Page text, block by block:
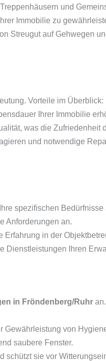
und
Immobilie zu
Streugut auf Gehwegen
Vorteile im Überblick:
Ihrer Immobilie
was die Zufriedenheit
und notwendige
spezifischen Bedürfnisse
Anforderungen an.
Erfahrung in der
Dienstleistungen Ihren
in Fröndenberg/Ruhr
von
saubere Fenster.
schützt sie vor